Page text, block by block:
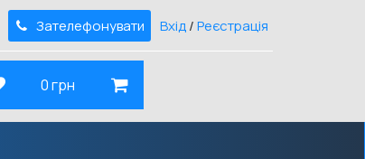
Зателефонувати Вхід/Реєстрація
0 грн